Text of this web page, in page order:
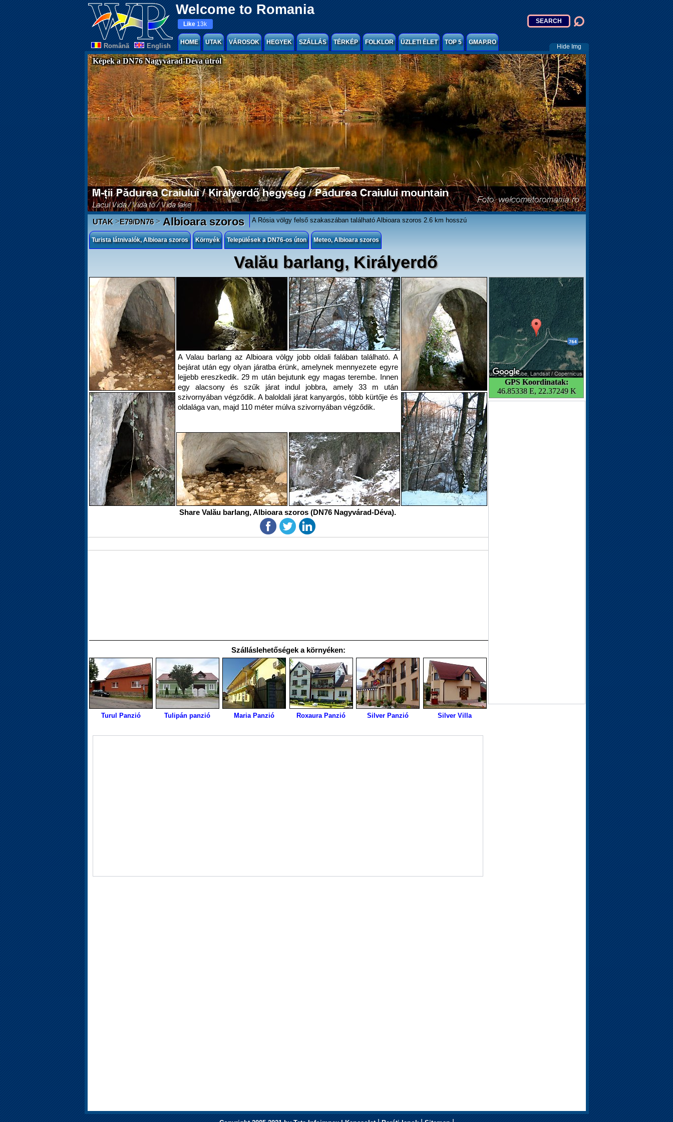
Welcome to Romania
Românã English
Like 13k
HOME UTAK VÁROSOK HEGYEK SZÁLLÁS TÉRKÉP FOLKLOR ÜZLETI ÉLET TOP 5 GMAP.RO
Hide Img
Képek a DN76 Nagyvárad-Déva útról
UTAK>E79/DN76>Albioara szoros A Rósia völgy felső szakaszában található Albioara szoros 2.6 km hosszú
Turista látnivalók, Albioara szoros Környék Települések a DN76-os úton Meteo, Albioara szoros
Valău barlang, Királyerdő
GPS Koordinatak:
46.85338 E, 22.37249 K
A Valau barlang az Albioara völgy jobb oldali falában található. A
bejárat után egy olyan járatba érünk, amelynek mennyezete egyre
lejjebb ereszkedik. 29 m után bejutunk egy magas terembe. Innen
egy alacsony és szűk járat indul jobbra, amely 33 m után
szivornyában végződik. A baloldali járat kanyargós, több kürtője és
oldalága van, majd 110 méter múlva szivornyában végződik.
Share Valău barlang, Albioara szoros (DN76 Nagyvárad-Déva).
Szálláslehetőségek a környéken:
Turul Panzió Tulipán panzió Maria Panzió Roxaura Panzió Silver Panzió Silver Villa